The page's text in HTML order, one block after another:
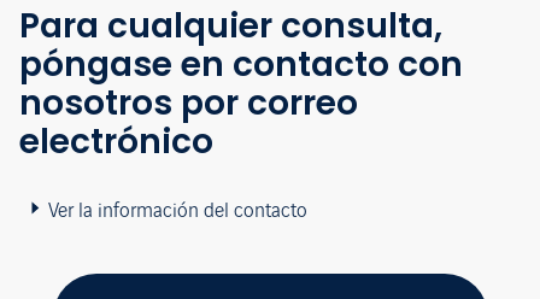
Para cualquier consulta,
póngase en contacto con
nosotros por correo
electrónico
Ver la información del contacto